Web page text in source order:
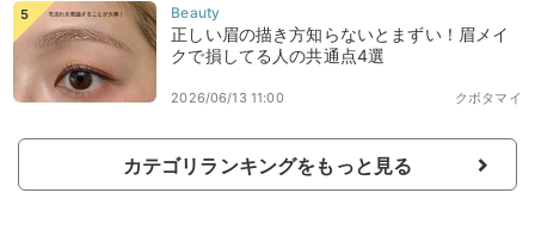
正しい眉の描き方知らないとまずい！眉メイ
クで損してる人の共通点4選
クボタマイ
2026/06/13 11:00
カテゴリランキングをもっと見る